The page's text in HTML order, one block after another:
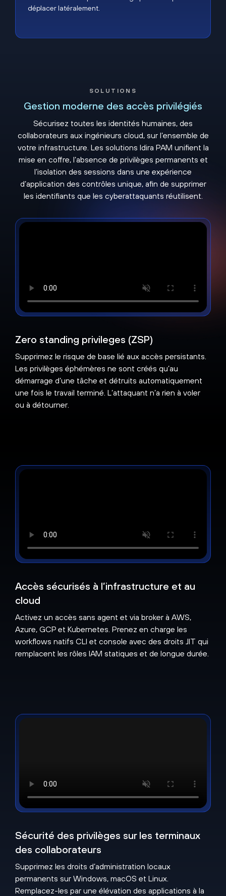
déplacer latéralement.
SOLUTIONS
Gestion moderne des accès privilégiés
Sécurisez toutes les identités humaines, des
collaborateurs aux ingénieurs cloud, sur l’ensemble de
votre infrastructure. Les solutions Idira PAM unifient la
mise en coffre, l’absence de privilèges permanents et
l’isolation des sessions dans une expérience
d’application des contrôles unique, afin de supprimer
les identifiants que les cyberattaquants réutilisent.
Zero standing privileges (ZSP)
Supprimez le risque de base lié aux accès persistants.
Les privilèges éphémères ne sont créés qu’au
démarrage d’une tâche et détruits automatiquement
une fois le travail terminé. L’attaquant n’a rien à voler
ou à détourner.
Accès sécurisés à l’infrastructure et au
cloud
Activez un accès sans agent et via broker à AWS,
Azure, GCP et Kubernetes. Prenez en charge les
workflows natifs CLI et console avec des droits JIT qui
remplacent les rôles IAM statiques et de longue durée.
Sécurité des privilèges sur les terminaux
des collaborateurs
Supprimez les droits d’administration locaux
permanents sur Windows, macOS et Linux.
Remplacez-les par une élévation des applications à la